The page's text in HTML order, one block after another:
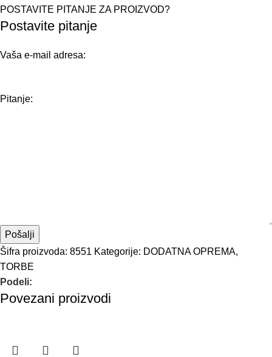
POSTAVITE PITANJE ZA PROIZVOD?
Postavite pitanje
Vaša e-mail adresa:
Pitanje:
Šifra proizvoda: 8551 Kategorije: DODATNA OPREMA,
TORBE
Podeli:
Povezani proizvodi